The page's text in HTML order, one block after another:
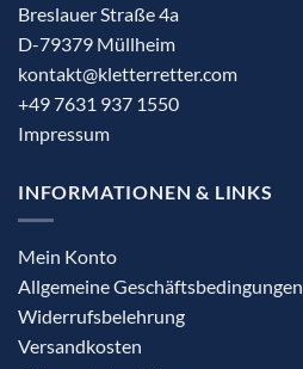
Breslauer Straße 4a
D-79379 Müllheim
kontakt@kletterretter.com
+49 7631 937 1550
Impressum
INFORMATIONEN & LINKS
Mein Konto
Allgemeine Geschäftsbedingungen
Widerrufsbelehrung
Versandkosten